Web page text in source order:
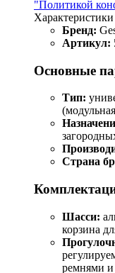
"Политикой
Характеристики
Бренд:
Артикул:
Основные
Тип:
Страна
Шасси:
корзина
ремнями